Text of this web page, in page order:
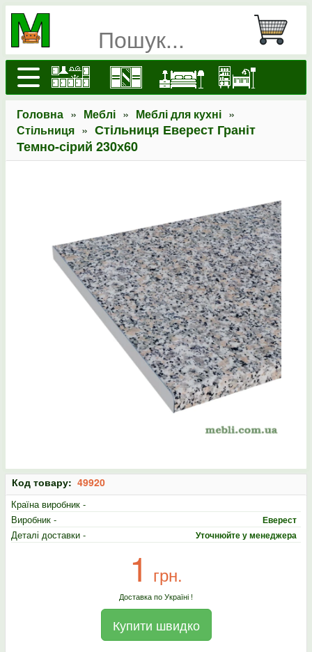
Головна » Меблі » Меблі для кухні »
Стільниця » Стільниця Еверест Граніт
Темно-сірий 230х60
Код товару: 49920
Країна виробник -
Виробник -
Еверест
Деталі доставки - Уточнюйте у менеджера
1 грн.
Доставка по Україні !
Купити швидко